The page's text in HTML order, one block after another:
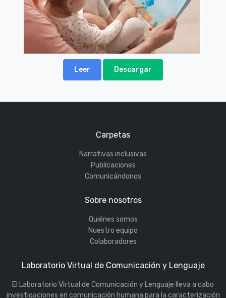
Leer Descargar
Carpetas
Narrativas inclusivas
Publicaciones
Comunicándonos
Sobre nosotros
Quiénes somos
Nuestro equipo
Colaboradores
Laboratorio Virtual de Comunicación y Lenguaje
El Laboratorio Virtual de Comunicación y Lenguaje lleva a cabo
investigaciones en comunicación humana para la caracterización